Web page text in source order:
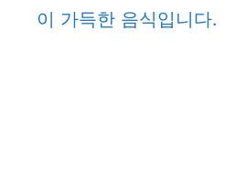
이 가득한 음식입니다.